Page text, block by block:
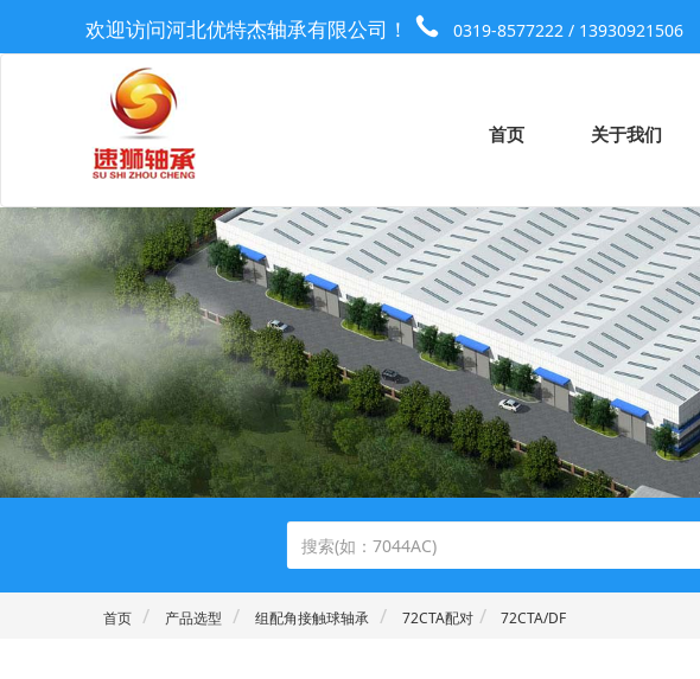
欢迎访问河北优特杰轴承有限公司！ 0319-8577222 / 13930921506
首页 关于我们
首页 产品选型 组配角接触球轴承 72CTA配对 72CTA/DF